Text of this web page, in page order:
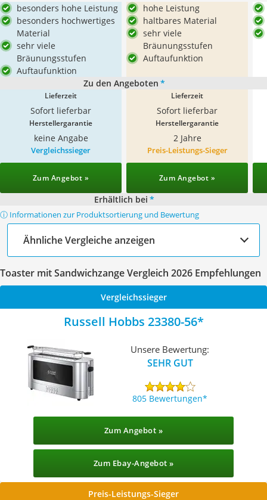
besonders hohe Leistung
besonders hochwertiges
Material
sehr viele
Bräunungsstufen
Auftaufunktion
hohe Leistung
haltbares Material
sehr viele
Bräunungsstufen
Auftaufunktion
Zu den Angeboten *
Lieferzeit
Sofort lieferbar
Lieferzeit
Sofort lieferbar
Herstellergarantie
keine Angabe
Herstellergarantie
2 Jahre
Vergleichssieger
Zum Angebot »
Preis-Leistungs-Sieger
Zum Angebot »
Erhältlich bei *
ⓘ Informationen zur Produktsortierung und Bewertung
Ähnliche Vergleiche anzeigen
Toaster mit Sandwichzange Vergleich 2026 Empfehlungen
Vergleichssieger
Russell Hobbs 23380-56
Unsere Bewertung:
SEHR GUT
805 Bewertungen
Zum Angebot »
Zum Ebay-Angebot »
Preis-Leistungs-Sieger